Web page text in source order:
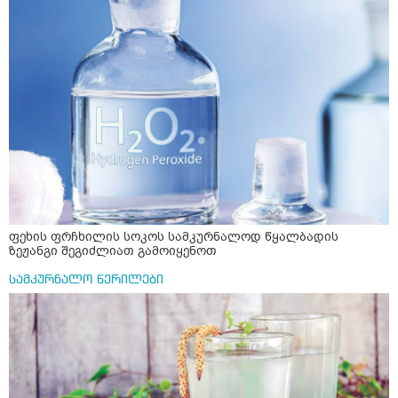
ფეხის ფრჩხილის სოკოს სამკურნალოდ წყალბადის
ზეჟანგი შეგიძლიათ გამოიყენოთ
სამკურნალო წერილები